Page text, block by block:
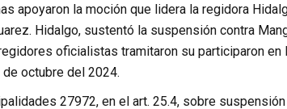
apoyaron la moción que lidera la regidora
Hidalgo, sustentó la suspensión contra
oficialistas tramitaron su participaron
octubre del 2024.
27972, en el art. 25.4, sobre